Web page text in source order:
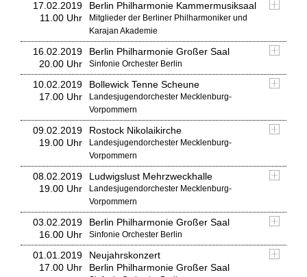
17.02.2019
11.00 Uhr
Berlin Philharmonie Kammermusiksaal
Mitglieder der Berliner Philharmoniker und
Karajan Akademie
16.02.2019
20.00 Uhr
Berlin Philharmonie Großer Saal
Sinfonie Orchester Berlin
10.02.2019
17.00 Uhr
Bollewick Tenne Scheune
Landesjugendorchester Mecklenburg-
Vorpommern
09.02.2019
19.00 Uhr
Rostock Nikolaikirche
Landesjugendorchester Mecklenburg-
Vorpommern
08.02.2019
19.00 Uhr
Ludwigslust Mehrzweckhalle
Landesjugendorchester Mecklenburg-
Vorpommern
03.02.2019
16.00 Uhr
Berlin Philharmonie Großer Saal
Sinfonie Orchester Berlin
01.01.2019
17.00 Uhr
Neujahrskonzert
Berlin Philharmonie Großer Saal